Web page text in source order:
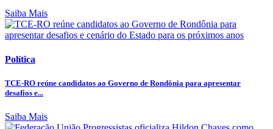
Saiba Mais
Política
TCE-RO reúne candidatos ao Governo de Rondônia para apresentar
desafios e...
Saiba Mais